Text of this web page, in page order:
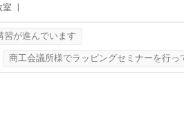
室 |
習が進んでいます
商工会議所様でラッピングセミナーを行っ